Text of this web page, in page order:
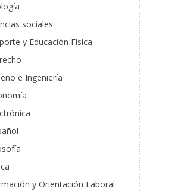
sociales
y Educación Física
e Ingeniería
y Orientación Laboral